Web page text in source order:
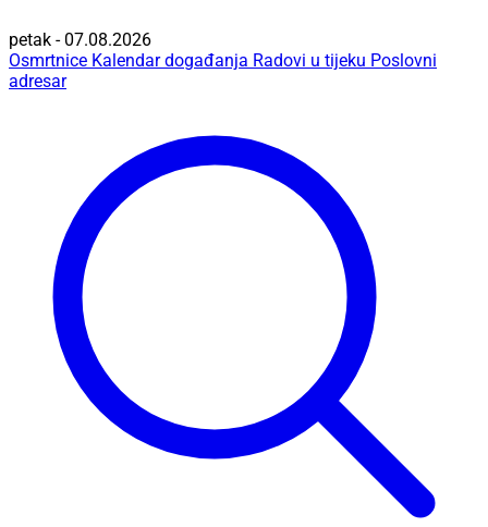
petak - 07.08.2026
Osmrtnice Kalendar događanja Radovi u tijeku Poslovni
adresar